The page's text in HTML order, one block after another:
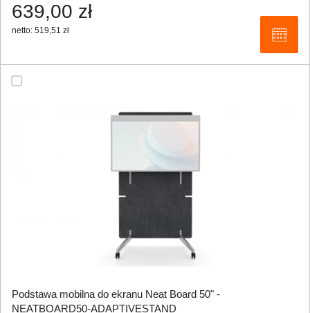
639,00 zł
netto: 519,51 zł
Podstawa mobilna do ekranu Neat Board 50" -
NEATBOARD50-ADAPTIVESTAND